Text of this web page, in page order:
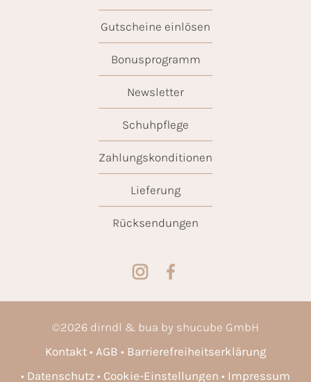
Gutscheine einlösen
Bonusprogramm
Newsletter
Schuhpflege
Zahlungskonditionen
Lieferung
Rücksendungen
©2026 dirndl & bua by shucube GmbH
Kontakt
AGB
Barrierefreiheitserklärung
Datenschutz
Cookie-Einstellungen Impressum